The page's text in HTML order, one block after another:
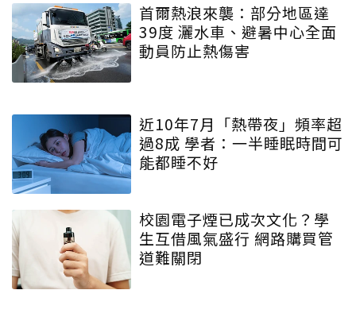
首爾熱浪來襲：部分地區達
39度 灑水車、避暑中心全面
動員防止熱傷害
近10年7月「熱帶夜」頻率超
過8成 學者：一半睡眠時間可
能都睡不好
校園電子煙已成次文化？學
生互借風氣盛行 網路購買管
道難關閉